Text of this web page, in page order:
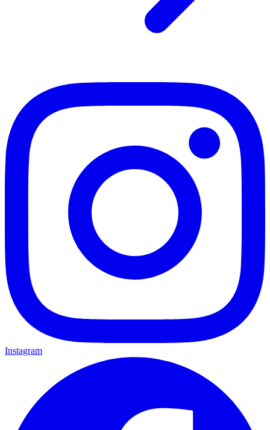
Instagram